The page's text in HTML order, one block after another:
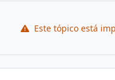
Este tópico está